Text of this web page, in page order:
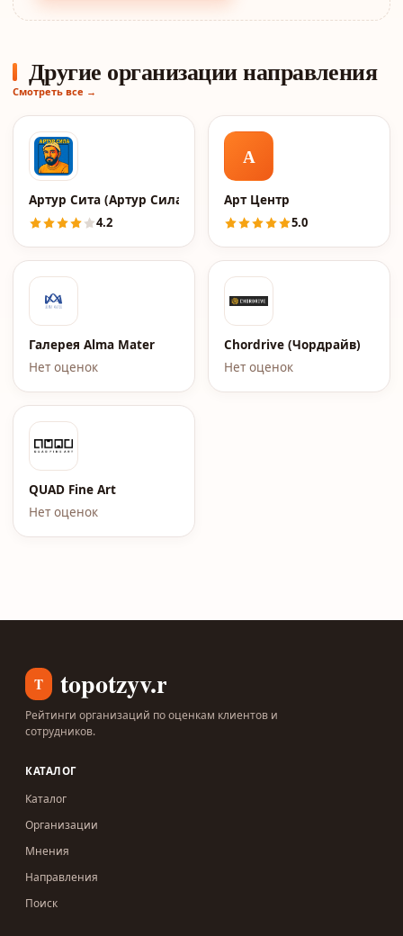
Другие организации направления
Смотреть все →
Артур Сита (Артур Сила), просветленный
4.2
А
Арт Центр
5.0
Галерея Alma Mater
Нет оценок
Chordrive (Чордрайв)
Нет оценок
QUAD Fine Art
Нет оценок
T topotzyv.ru
Рейтинги организаций по оценкам клиентов и
сотрудников.
КАТАЛОГ
Каталог
Организации
Мнения
Направления
Поиск